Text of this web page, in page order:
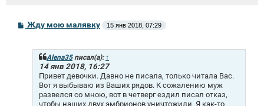
СЖду мою малявку 15 янв 2018, 07:29
Alena35писал(а): ↑
14 янв 2018, 16:27
Привет девочки. Давно не писала, только читала Вас.
Вот я выбываю из Ваших рядов. К сожалению муж
развелся со мною, вот в четверг ездил писал отказ,
чтобы наших двух эмбрионов уничтожили. Я как-то